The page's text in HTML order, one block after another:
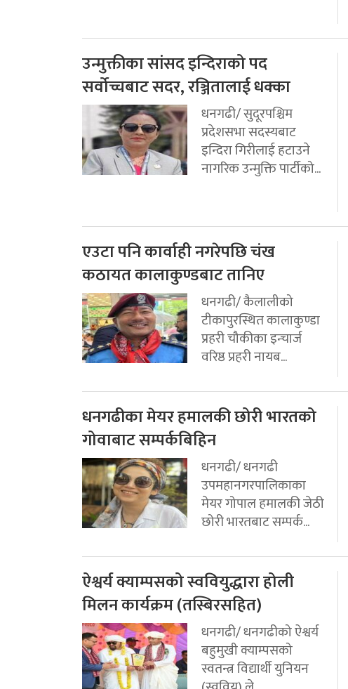
उन्मुक्तीका सांसद इन्दिराको पद
सर्वोच्चबाट सदर, रञ्जितालाई धक्का
धनगढी/ सुदूरपश्चिम
प्रदेशसभा सदस्यबाट
इन्दिरा गिरीलाई हटाउने
नागरिक उन्मुक्ति पार्टीको...
एउटा पनि कार्वाही नगरेपछि चंख
कठायत कालाकुण्डबाट तानिए
धनगढी/ कैलालीको
टीकापुरस्थित कालाकुण्डा
प्रहरी चौकीका इन्चार्ज
वरिष्ठ प्रहरी नायब...
धनगढीका मेयर हमालकी छोरी भारतको
गोवाबाट सम्पर्कबिहिन
धनगढी/ धनगढी
उपमहानगरपालिकाका
मेयर गोपाल हमालकी जेठी
छोरी भारतबाट सम्पर्क...
ऐश्वर्य क्याम्पसको स्ववियुद्धारा होली
मिलन कार्यक्रम (तस्बिरसहित)
धनगढी/ धनगढीको ऐश्वर्य
बहुमुखी क्याम्पसको
स्वतन्त्र विद्यार्थी युनियन